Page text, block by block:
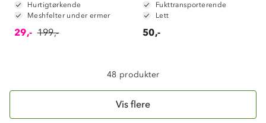
Hurtigtørkende
Meshfelter under ermer
29,- 199,-
Fukttransporterende
Lett
50,-
48 produkter
Vis flere
Om Stormberg
Verdigrunnlag
Trelagsprinsippet barn
Alt du trenger til Norgesferien
Dette trenger du til barnehagen